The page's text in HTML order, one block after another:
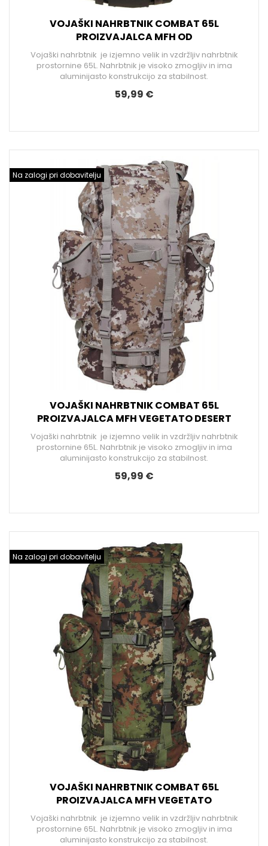
VOJAŠKI NAHRBTNIK COMBAT 65L
PROIZVAJALCA MFH OD
Vojaški nahrbtnik je izjemno velik in vzdržljiv nahrbtnik
prostornine 65L. Nahrbtnik je visoko zmogljiv in ima
aluminijasto konstrukcijo za stabilnost.
59,99 €
Na zalogi pri dobavitelju
VOJAŠKI NAHRBTNIK COMBAT 65L
PROIZVAJALCA MFH VEGETATO DESERT
Vojaški nahrbtnik je izjemno velik in vzdržljiv nahrbtnik
prostornine 65L. Nahrbtnik je visoko zmogljiv in ima
aluminijasto konstrukcijo za stabilnost.
59,99 €
Na zalogi pri dobavitelju
VOJAŠKI NAHRBTNIK COMBAT 65L
PROIZVAJALCA MFH VEGETATO
Vojaški nahrbtnik je izjemno velik in vzdržljiv nahrbtnik
prostornine 65L. Nahrbtnik je visoko zmogljiv in ima
aluminijasto konstrukcijo za stabilnost.